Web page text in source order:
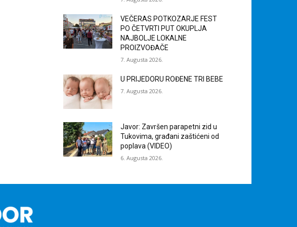
VEČERAS POTKOZARJE FEST
PO ČETVRTI PUT OKUPLJA
NAJBOLJE LOKALNE
PROIZVOĐAČE
7. Augusta 2026.
U PRIJEDORU ROĐENE TRI BEBE
7. Augusta 2026.
Javor: Završen parapetni zid u
Tukovima, građani zaštićeni od
poplava (VIDEO)
6. Augusta 2026.